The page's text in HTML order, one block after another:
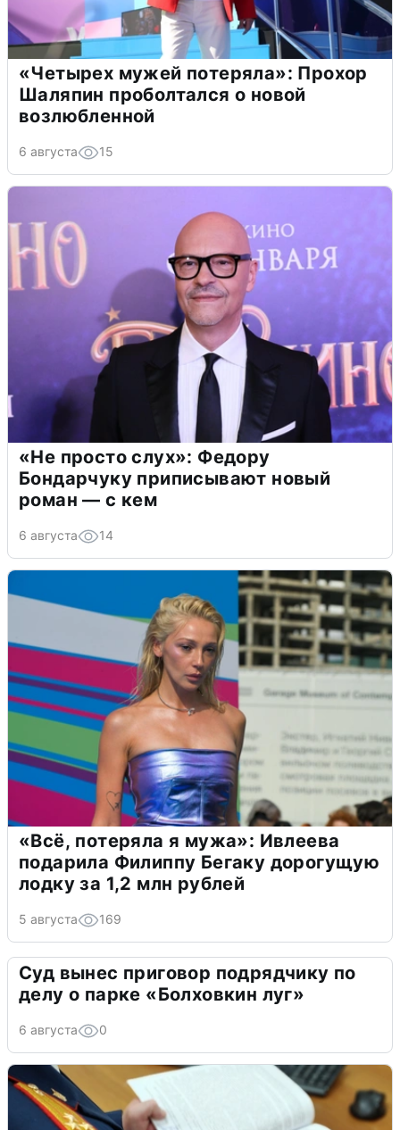
«Четырех мужей потеряла»: Прохор
Шаляпин проболтался о новой
возлюбленной
6 августа 15
«Не просто слух»: Федору
Бондарчуку приписывают новый
роман — с кем
6 августа 14
«Всё, потеряла я мужа»: Ивлеева
подарила Филиппу Бегаку дорогущую
лодку за 1,2 млн рублей
5 августа 169
Суд вынес приговор подрядчику по
делу о парке «Болховкин луг»
6 августа 0